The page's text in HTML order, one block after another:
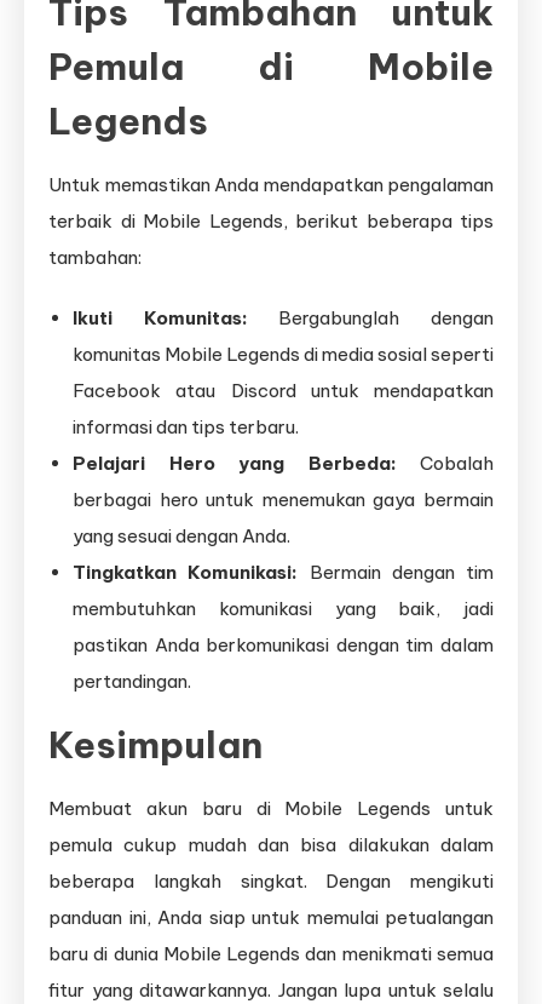
Tips Tambahan untuk
Pemula di Mobile
Legends
Untuk memastikan Anda mendapatkan pengalaman
terbaik di Mobile Legends, berikut beberapa tips
tambahan:
Ikuti Komunitas: Bergabunglah dengan
komunitas Mobile Legends di media sosial seperti
Facebook atau Discord untuk mendapatkan
informasi dan tips terbaru.
Pelajari Hero yang Berbeda: Cobalah
berbagai hero untuk menemukan gaya bermain
yang sesuai dengan Anda.
Tingkatkan Komunikasi: Bermain dengan tim
membutuhkan komunikasi yang baik, jadi
pastikan Anda berkomunikasi dengan tim dalam
pertandingan.
Kesimpulan
Membuat akun baru di Mobile Legends untuk
pemula cukup mudah dan bisa dilakukan dalam
beberapa langkah singkat. Dengan mengikuti
panduan ini, Anda siap untuk memulai petualangan
baru di dunia Mobile Legends dan menikmati semua
fitur yang ditawarkannya. Jangan lupa untuk selalu